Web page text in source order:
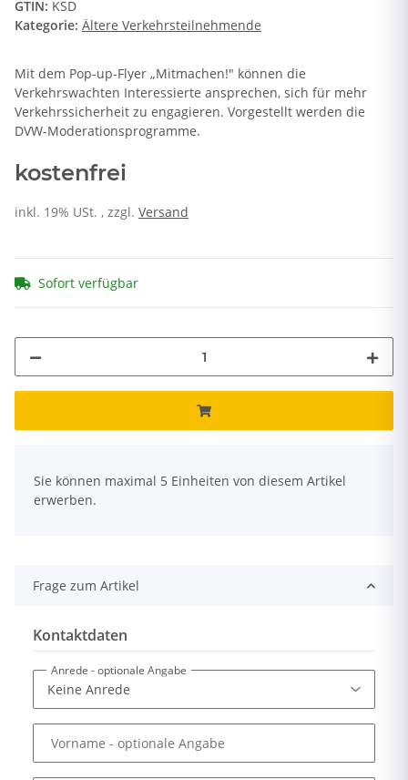
GTIN: KSD
Kategorie: Ältere Verkehrsteilnehmende
Mit dem Pop-up-Flyer „Mitmachen!" können die
Verkehrswachten Interessierte ansprechen, sich für mehr
Verkehrssicherheit zu engagieren. Vorgestellt werden die
DVW-Moderationsprogramme.
kostenfrei
inkl. 19% USt. , zzgl. Versand
Sofort verfügbar
Sie können maximal 5 Einheiten von diesem Artikel
erwerben.
Frage zum Artikel
Kontaktdaten
Anrede - optionale Angabe
Vorname - optionale Angabe